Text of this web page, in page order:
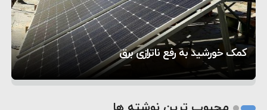
سپاه: دو نفتکش متخلف مورد اصابت قرار گرفته و
متوقف شدند
۱۲:۵۹
ترامپ مدعی توافق تاریخی برای خلع سلاح کامل
حماس شد
۸:۵۷
کمک خورشید به رفع ناترازی برق
تحسین کارگردان «جنگ و صلح» از سینمای ایران؛ روایتی
از عشق عمیق به مردم
۵ شهر افسانه‌ای هخامنشی که هنوز هم زنده هستند
2